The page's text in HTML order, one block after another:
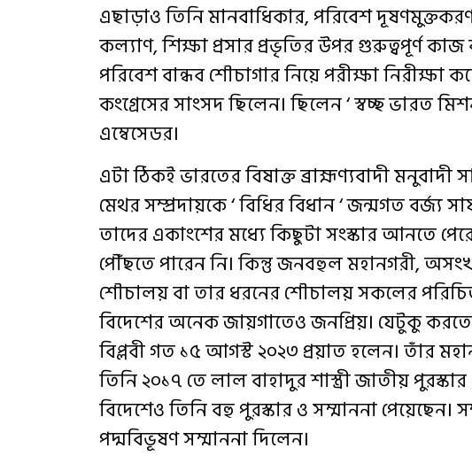
এছাড়াও তিনি মানবাধিকার, পরিবেশ
কল্যাণ, শিক্ষা প্রসার প্রভৃতির উপর গুরুত্বপূর্ণ
পরিবেশ বান্ধব শৌচাগার নিয়ে পরীক্ষা
কংগ্রেসের সাংসদ ছিলেন। ছিলেন ‘ স্বচ্ছ ভারত
এম্বেসেডর।
এটা ঠিকই ভারতের বিষাক্ত ব্রাহ্মণ্যবাদী মনুবাদী
মেথর সম্প্রদায়কে ‘ বিধির বিধান ‘ জন্মগত বর্জ্য
তাদের একাংশের মধ্যে কিছুটা সংস্কার আনতে
পৌঁছতে পারেন নি। কিন্তু জনবহুল মহানগরী,
শৌচালয় বা তার ধরনের শৌচালয় সকলের
বিদেশের অনেক জায়গাতেও জনপ্রিয়। যেটুকু
বিপ্লবী গত ১৫ আগস্ট ২০২৩ প্রয়াত হলেন। তাঁর
তিনি ২০১৭ তে লাল বাহাদুর শাস্ত্রী জাতীয়
বিদেশেও তিনি বহু পুরস্কার ও সম্মাননা
পদ্মবিভূষণ সম্মাননা দিলেন।